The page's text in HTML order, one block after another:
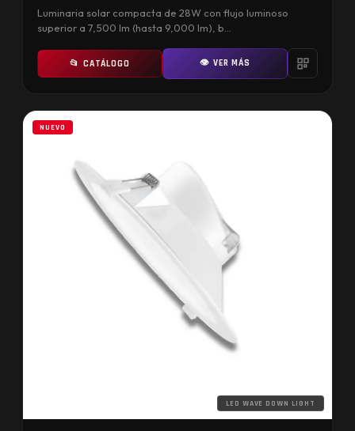
Luminaria solar compacta de 28W con flujo luminoso
superior a 7,500 lm (hasta 9,000 lm), b…
📂 CATÁLOGO 👁 VER MÁS
NUEVO
LED WAVE DOWN LIGHT